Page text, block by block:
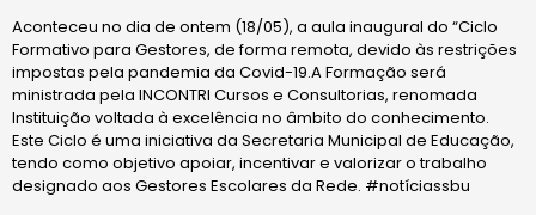
Aconteceu no dia de ontem (18/05), a aula inaugural do “Ciclo
Formativo para Gestores, de forma remota, devido às restrições
impostas pela pandemia da Covid-19.A Formação será
ministrada pela INCONTRI Cursos e Consultorias, renomada
Instituição voltada à excelência no âmbito do conhecimento.
Este Ciclo é uma iniciativa da Secretaria Municipal de Educação,
tendo como objetivo apoiar, incentivar e valorizar o trabalho
designado aos Gestores Escolares da Rede. #notíciassbu